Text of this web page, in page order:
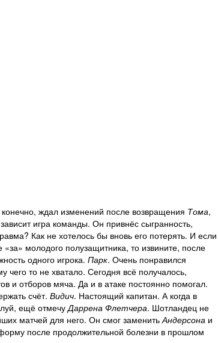
ждал изменений после возвращения Тома,
игра команды. Он привнёс сыгранность,
Как не хотелось бы вновь его потерять. И если
молодого полузащитника, то извините, после
одного игрока.Парк. Очень понравился
чего то не хватало. Сегодня всё получалось,
и отборов мяча. Да и в атаке постоянно помогал.
счёт.Видич. Настоящий капитан. А когда в
ещё отмечуДаррена Флетчера. Шотландец не
матчей для него. Он смог заменитьАндерсона и
после продолжительной болезни в прошлом